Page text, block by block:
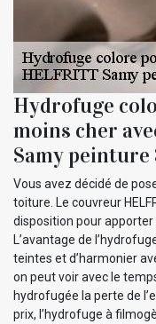
Hydrofuge
moins cher
Samy peinture
Vous avez décidé de
toiture. Le couvreur
disposition pour
L’avantage de
teintes et d’harmonier
on peut voir avec le
hydrofugée la perte de
prix, l’hydrofuge à